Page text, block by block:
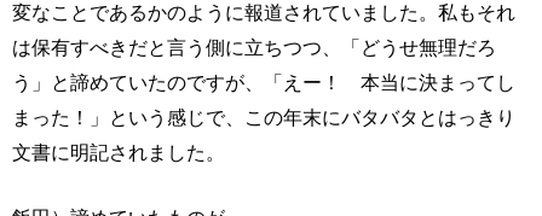
変なことであるかのように報道されていました。私もそれ
は保有すべきだと言う側に立ちつつ、「どうせ無理だろ
う」と諦めていたのですが、「えー！ 本当に決まってし
まった！」という感じで、この年末にバタバタとはっきり
文書に明記されました。